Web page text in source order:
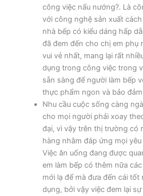
công việc nấu nướng?. Là
với công nghệ sản xuất
nhà bếp có kiểu dáng hấp
đã đem đến cho chị em phụ
vui vẻ nhất, mang lại rất
dụng trong công việc trong
sẵn sàng để người làm bếp
thực phẩm ngon và bảo
Nhu cầu cuộc sống càng
cho mọi người phải xoay
đại, vì vậy trên thị trường có
hàng nhằm đáp ứng mọi
Việc ăn uống đang được
em làm bếp có thêm nữa
mới lạ để mà đưa đến cái
dụng, bởi vậy việc đem lại